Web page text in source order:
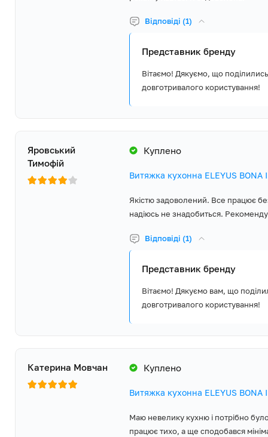
мережу сервісних центрів у кожному регіоні України.
Відповіді (1)
Представник бренду
Вітаємо! Дякуємо, що
довготривалого користування!
Яровський
Тимофій
Куплено
Витяжка кухонна ELEYUS BONA
Якістю задоволений. Все працює
надіюсь не знадобиться.
Відповіді (1)
Представник бренду
Вітаємо! Дякуємо вам, що
довготривалого користування!
Катерина Мовчан Куплено
Витяжка кухонна ELEYUS BONA
Маю невелику кухню і потрібно
працює тихо, а ще сподобався